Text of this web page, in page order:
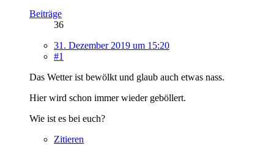
Beiträge
36
31. Dezember 2019 um 15:20
#1
Das Wetter ist bewölkt und glaub auch etwas nass.
Hier wird schon immer wieder geböllert.
Wie ist es bei euch?
Zitieren